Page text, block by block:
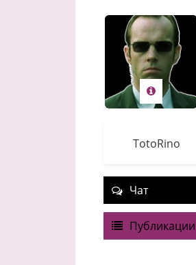
TotoRino
Чат
Публикации